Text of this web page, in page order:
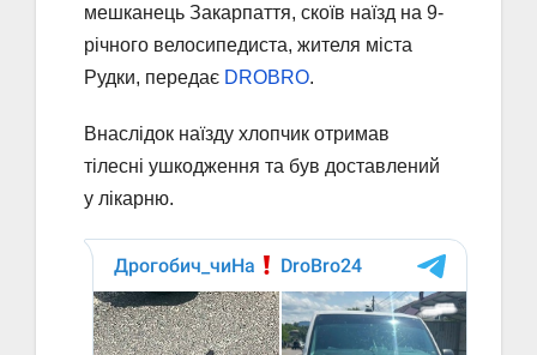
мешканець Закарпаття, скоїв наїзд на 9-
річного велосипедиста, жителя міста
Рудки, передає DROBRO.
Внаслідок наїзду хлопчик отримав
тілесні ушкодження та був доставлений
у лікарню.